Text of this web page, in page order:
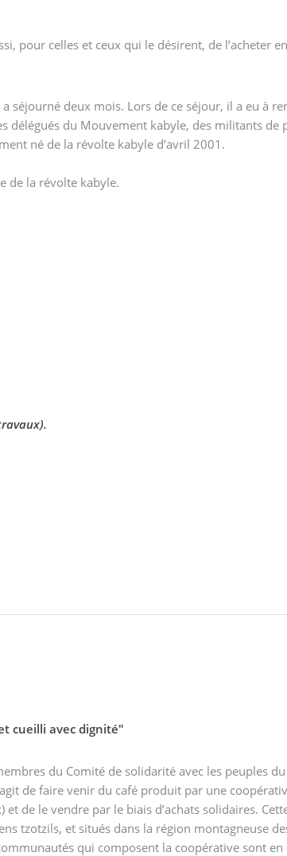
pour celles et ceux qui le désirent, de l’acheter
séjourné deux mois. Lors de ce séjour, il a eu à
délégués du Mouvement kabyle, des militants
né de la révolte kabyle d’avril 2001.
de la révolte kabyle.
cueilli avec dignité"
du Comité de solidarité avec les peuples
de faire venir du café produit par une
et de le vendre par le biais d’achats solidaires.
tzotzils, et situés dans la région montagneuse
qui composent la coopérative sont en